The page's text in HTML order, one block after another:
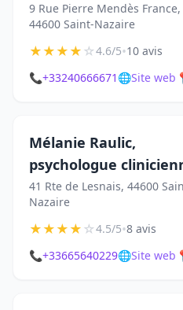
9 Rue Pierre Mendès France,
44600 Saint-Nazaire
★★★★☆4.6/5•10 avis
📞+33240666671 🌐Site web
Mélanie Raulic,
psychologue
41 Rte de Lesnais, 44600
Nazaire
★★★★☆4.5/5•8 avis
📞+33665640229🌐Site web